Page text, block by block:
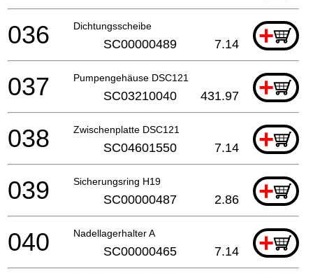
Dichtungsscheibe +
036 SC00000489 7.14
Pumpengehäuse DSC121 +
037 SC03210040 431.97
Zwischenplatte DSC121 +
038 SC04601550 7.14
Sicherungsring H19 +
039 SC00000487 2.86
Nadellagerhalter A +
040 SC00000465 7.14